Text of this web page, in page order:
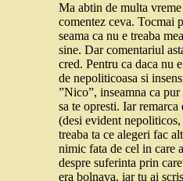
Ma abtin de multa
comentez ceva. Tocmai
seama ca nu e treaba
sine. Dar comentariul
cred. Pentru ca daca nu
de nepoliticoasa si
”Nico”, inseamna ca
sa te opresti. Iar
(desi evident
treaba ta ce alegeri fac
nimic fata de cel in care
despre suferinta prin
era bolnava, iar tu ai